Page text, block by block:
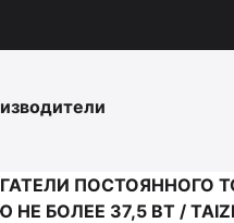
ПОСТОЯННОГО
БОЛЕЕ 37,5 ВТ /